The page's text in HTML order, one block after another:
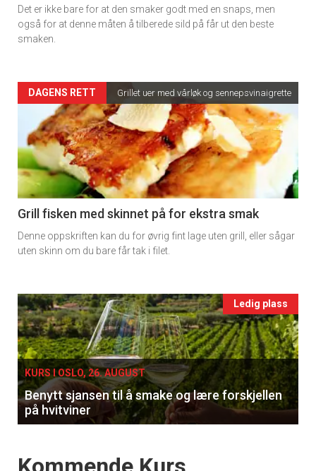
Få ukentlige nyhetsbrev fra
Vi tilbyr flere ukentlige nyhetsbrev. Du
kan fritt velge hvilke du ønsker å få
tilsendt.
Registrer deg
rett
Det er ikke bare for at den smaker godt med en snaps, men
også for at denne måten å tilberede sild på får ut den beste
smaken.
Artikler
detail
-
section
11
Ukens
DAGENS RETT Grillet uer med vårløk og sennepsvinaigrette
Grill fisken med skinnet på for ekstra smak
Denne oppskriften kan du for øvrig fint lage uten grill, eller sågar
uten skinn om du bare får tak i filet.
Events
single
Ledig plass
KURS I OSLO, 26. AUGUST
Benytt sjansen til å smake og lære forskjellen
på hvitviner
Events